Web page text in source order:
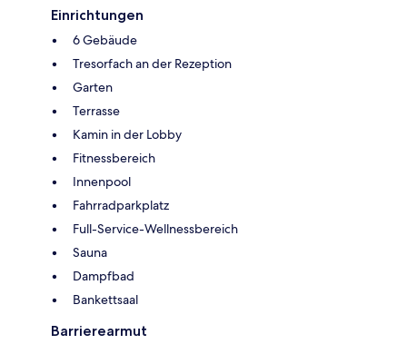
Einrichtungen
6 Gebäude
Tresorfach an der Rezeption
Garten
Terrasse
Kamin in der Lobby
Fitnessbereich
Innenpool
Fahrradparkplatz
Full-Service-Wellnessbereich
Sauna
Dampfbad
Bankettsaal
Barrierearmut